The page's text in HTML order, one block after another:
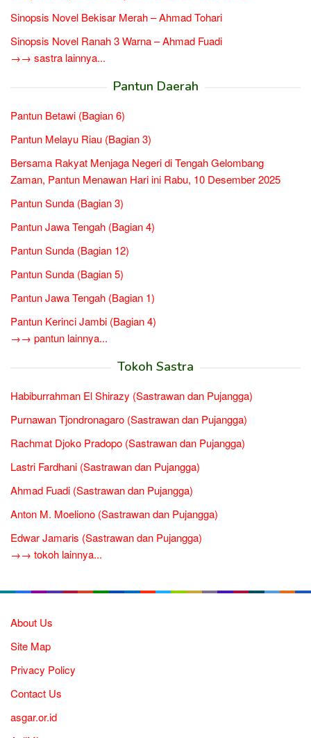
Sinopsis Novel Bekisar Merah – Ahmad Tohari
Sinopsis Novel Ranah 3 Warna – Ahmad Fuadi
→→ sastra lainnya...
Pantun Daerah
Pantun Betawi (Bagian 6)
Pantun Melayu Riau (Bagian 3)
Bersama Rakyat Menjaga Negeri di Tengah Gelombang
Zaman, Pantun Menawan Hari ini Rabu, 10 Desember 2025
Pantun Sunda (Bagian 3)
Pantun Jawa Tengah (Bagian 4)
Pantun Sunda (Bagian 12)
Pantun Sunda (Bagian 5)
Pantun Jawa Tengah (Bagian 1)
Pantun Kerinci Jambi (Bagian 4)
→→ pantun lainnya...
Tokoh Sastra
Habiburrahman El Shirazy (Sastrawan dan Pujangga)
Purnawan Tjondronagaro (Sastrawan dan Pujangga)
Rachmat Djoko Pradopo (Sastrawan dan Pujangga)
Lastri Fardhani (Sastrawan dan Pujangga)
Ahmad Fuadi (Sastrawan dan Pujangga)
Anton M. Moeliono (Sastrawan dan Pujangga)
Edwar Jamaris (Sastrawan dan Pujangga)
→→ tokoh lainnya...
About Us
Site Map
Privacy Policy
Contact Us
asgar.or.id